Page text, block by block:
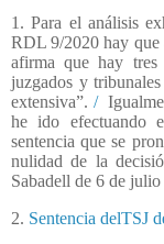
1. Para el análisis
RDL 9/2020 hay
afirma que hay tres
juzgados y
extensiva”. /
he ido efectuando
sentencia que se
nulidad de la
Sabadell de 6 de
2. Sentencia delTSJ